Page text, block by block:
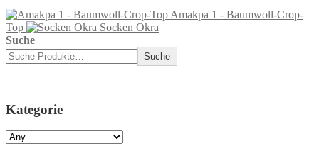
Amakpa 1 - Baumwoll-Crop-
Top
Socken Okra
Suche
Suche
Kategorie